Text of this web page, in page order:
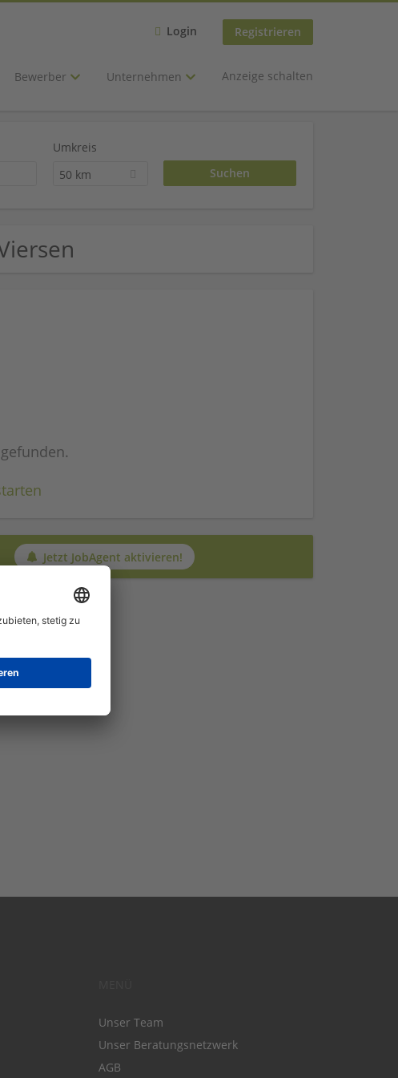
Login Registrieren
Bewerber Unternehmen Anzeige schalten
Umkreis
50 km
Jetzt JobAgent aktivieren!
Unser Team
Unser Beratungsnetzwerk
AGB